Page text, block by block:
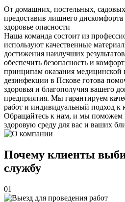
От домашних, постельных,
предоставив лишнего
здоровье опасности
Наша команда состоит из
используют качественные
достижения наилучших
обеспечить безопасность и
принципам оказания
дезинфекции в Пскове готова
здоровья и благополучия вашего
предприятия. Мы гарантируем
работ и индивидуальный подход к
Обращайтесь к нам, и мы поможем
здоровую среду для вас и ваших
Почему клиенты
службу
01